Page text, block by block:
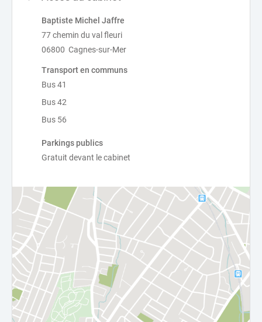
Baptiste Michel Jaffre
77 chemin du val fleuri
06800 Cagnes-sur-Mer
Transport en communs
Bus 41
Bus 42
Bus 56
Parkings publics
Gratuit devant le cabinet